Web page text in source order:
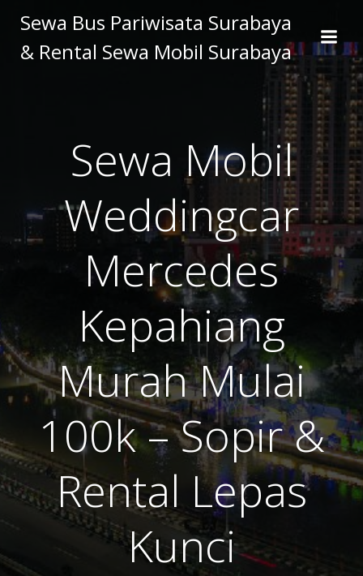
to
content
Sewa Bus Pariwisata Surabaya
& Rental Sewa Mobil Surabaya
Sewa Mobil
Weddingcar
Mercedes
Kepahiang
Murah Mulai
100k – Sopir &
Rental Lepas
Kunci